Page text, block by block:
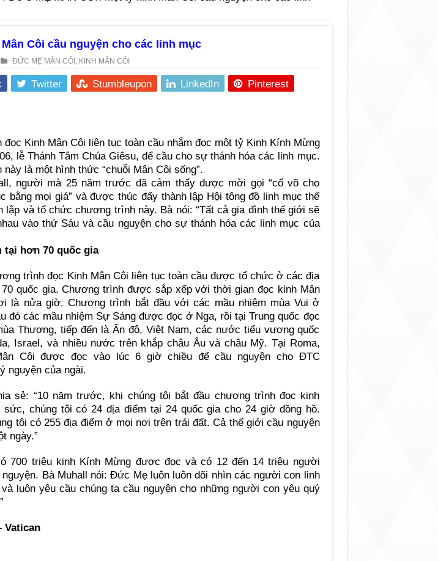
Côi cầu nguyện cho các linh mục
ĐỨC MẸ MÂN CÔI , KINH MÂN CÔI
Twitter Stumbleupon LinkedIn Pinterest
Kinh Mân Côi liên tục toàn cầu nhắm đọc một tỷ Kinh Kính Mừng
lễ Thánh Tâm Chúa Giêsu, để cầu cho sự thánh hóa các linh mục.
là một hình thức “chuỗi Mân Côi sống”.
người mà 25 năm trước đã cảm thấy được mời gọi “cổ võ cho
bằng mọi giá” và được thúc đẩy thành lập Hội tông đồ linh mục thế
lập và tổ chức chương trình này. Bà nói: “Tất cả gia đình thế giới sẽ
vào thứ Sáu và cầu nguyện cho sự thánh hóa các linh mục của
tại hơn 70 quốc gia
trình đọc Kinh Mân Côi liên tục toàn cầu được tổ chức ở các địa
quốc gia. Chương trình được sắp xếp với thời gian đọc kinh Mân
là nửa giờ. Chương trình bắt đầu với các mầu nhiệm mùa Vui ở
đó các mầu nhiệm Sự Sáng được đọc ở Nga, rồi tại Trung quốc đọc
Thương, tiếp đến là Ấn độ, Việt Nam, các nước tiểu vương quốc
Israel, và nhiều nước trên khắp châu Âu và châu Mỹ. Tại Roma,
Côi được đọc vào lúc 6 giờ chiều để cầu nguyện cho ĐTC
nguyện của ngài.
sẻ: “10 năm trước, khi chúng tôi bắt đầu chương trình đọc kinh
sức, chúng tôi có 24 địa điểm tại 24 quốc gia cho 24 giờ đồng hồ.
tôi có 255 địa điểm ở mọi nơi trên trái đất. Cả thế giới cầu nguyện
ngày.”
700 triệu kinh Kính Mừng được đọc và có 12 đến 14 triệu người
nguyện. Bà Muhall nói: Đức Mẹ luôn luôn dõi nhìn các người con linh
luôn yêu cầu chúng ta cầu nguyện cho những người con yêu quý
Vatican